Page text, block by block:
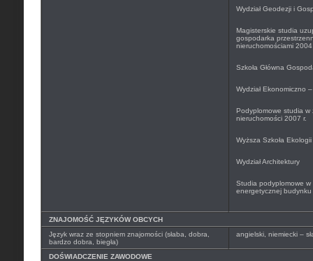
Wydział Geodezji i
Magisterskie studia
gospodarka
nieruchomościami 2004
Szkoła Główna
Wydział Ekonomiczno
Podyplomowe studia w
nieruchomości 2007 r.
Wyższa Szkoła
Wydział Architektury
Studia podyplomowe w
energetycznej budynku
ZNAJOMOŚĆ JĘZYKÓW OBCYCH
Język wraz ze stopniem znajomości (słaba, dobra,
bardzo dobra, biegła)
angielski, niemiecki –
DOŚWIADCZENIE ZAWODOWE